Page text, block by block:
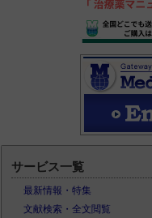
サービス一覧
最新情報・特集
文献検索・全文閲覧